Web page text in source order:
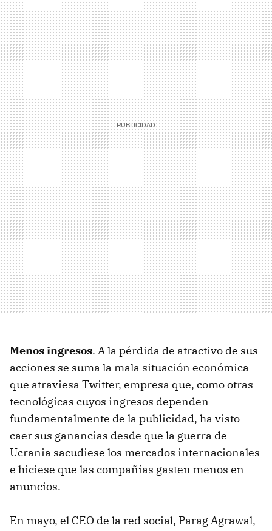
Menos ingresos. A la pérdida de atractivo de sus
acciones se suma la mala situación económica
que atraviesa Twitter, empresa que, como otras
tecnológicas cuyos ingresos dependen
fundamentalmente de la publicidad, ha visto
caer sus ganancias desde que la guerra de
Ucrania sacudiese los mercados internacionales
e hiciese que las compañías gasten menos en
anuncios.
En mayo, el CEO de la red social, Parag Agrawal,